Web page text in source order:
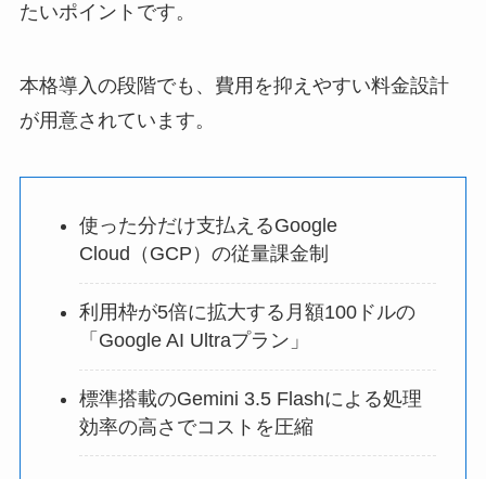
たいポイントです。
本格導入の段階でも、費用を抑えやすい料金設計
が用意されています。
使った分だけ支払えるGoogle
Cloud（GCP）の従量課金制
利用枠が5倍に拡大する月額100ドルの
「Google AI Ultraプラン」
標準搭載のGemini 3.5 Flashによる処理
効率の高さでコストを圧縮